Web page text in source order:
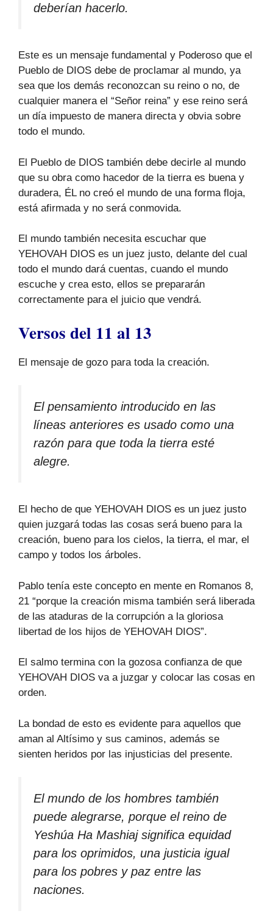
deberían hacerlo.
Este es un mensaje fundamental y Poderoso que el
Pueblo de DIOS debe de proclamar al mundo, ya
sea que los demás reconozcan su reino o no, de
cualquier manera el “Señor reina” y ese reino será
un día impuesto de manera directa y obvia sobre
todo el mundo.
El Pueblo de DIOS también debe decirle al mundo
que su obra como hacedor de la tierra es buena y
duradera, ÉL no creó el mundo de una forma floja,
está afirmada y no será conmovida.
El mundo también necesita escuchar que
YEHOVAH DIOS es un juez justo, delante del cual
todo el mundo dará cuentas, cuando el mundo
escuche y crea esto, ellos se prepararán
correctamente para el juicio que vendrá.
Versos del 11 al 13
El mensaje de gozo para toda la creación.
El pensamiento introducido en las
líneas anteriores es usado como una
razón para que toda la tierra esté
alegre.
El hecho de que YEHOVAH DIOS es un juez justo
quien juzgará todas las cosas será bueno para la
creación, bueno para los cielos, la tierra, el mar, el
campo y todos los árboles.
Pablo tenía este concepto en mente en Romanos 8,
21 “porque la creación misma también será liberada
de las ataduras de la corrupción a la gloriosa
libertad de los hijos de YEHOVAH DIOS”.
El salmo termina con la gozosa confianza de que
YEHOVAH DIOS va a juzgar y colocar las cosas en
orden.
La bondad de esto es evidente para aquellos que
aman al Altísimo y sus caminos, además se
sienten heridos por las injusticias del presente.
El mundo de los hombres también
puede alegrarse, porque el reino de
Yeshúa Ha Mashiaj significa equidad
para los oprimidos, una justicia igual
para los pobres y paz entre las
naciones.